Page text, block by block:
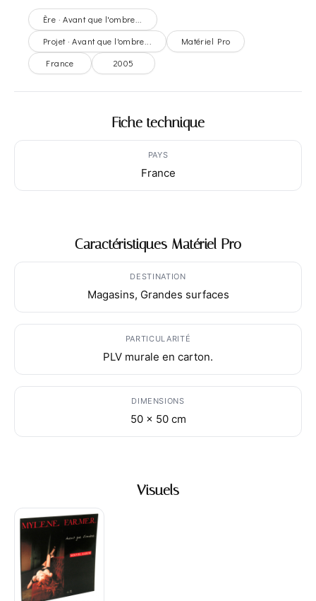
Ère · Avant que l'ombre...
Projet · Avant que l'ombre...
Matériel Pro
France
2005
Fiche technique
PAYS
France
Caractéristiques Matériel Pro
DESTINATION
Magasins, Grandes surfaces
PARTICULARITÉ
PLV murale en carton.
DIMENSIONS
50 x 50 cm
Visuels